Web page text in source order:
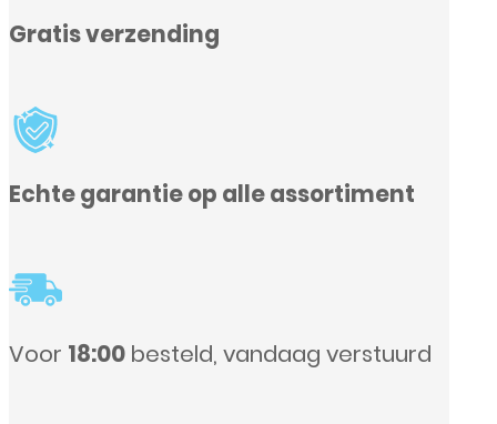
Gratis verzending
Echte garantie op alle assortiment
Voor 18:00 besteld, vandaag verstuurd